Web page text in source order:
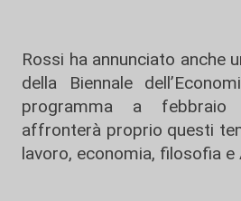
Rossi ha annunciato anche
della Biennale
programma a
affronterà proprio questi
lavoro, economia, filosofia e